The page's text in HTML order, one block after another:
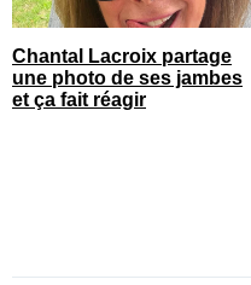
Chantal Lacroix partage
une photo de ses jambes
et ça fait réagir